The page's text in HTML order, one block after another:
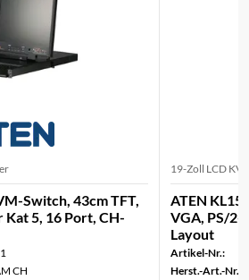
Switch, 43cm TFT,
Kat 5, 16 Port, CH-
CH
19-Zoll LCD
ATEN
VGA, PS/2-
Layout
Artikel-Nr.:
Herst.-Art.-Nr.: